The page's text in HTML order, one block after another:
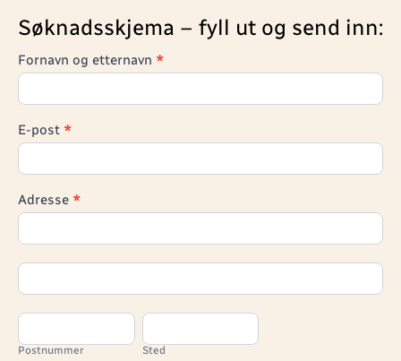
Søknadsskjema – fyll ut og send inn:
Søknadsskjema for TVNorge,
Rex, Max, Vox, Fem
Fornavn og etternavn *
E-post *
Adresse *
Adresse
Adresse
Postnummer
Postnummer
Sted
Sted